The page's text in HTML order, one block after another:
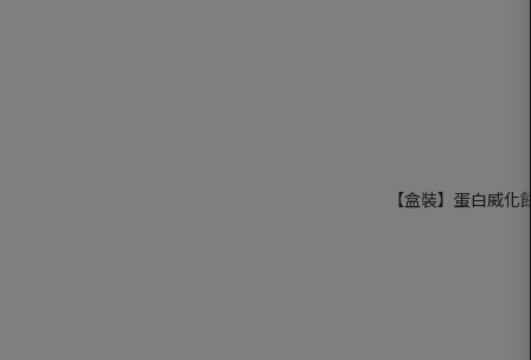
【盒裝】蛋白威